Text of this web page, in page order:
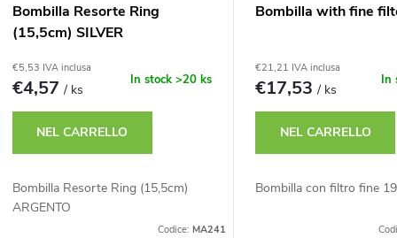
Bombilla Resorte Ring
(15,5cm) SILVER
€5,53 IVA inclusa
€4,57/ ks
In stock>20 ks
NEL CARRELLO
Bombilla Resorte Ring (15,5cm)
ARGENTO
Codice: MA241
Bombilla with fine
€21,21 IVA inclusa
€17,53/ ks
In
NEL CARRELLO
Bombilla con filtro fine